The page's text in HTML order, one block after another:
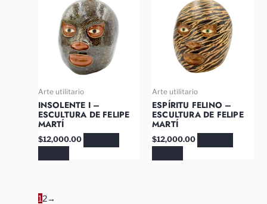
Arte utilitario
INSOLENTE I –
ESCULTURA DE FELIPE
MARTÍ
$12,000.00
Arte utilitario
ESPÍRITU FELINO –
ESCULTURA DE FELIPE
MARTÍ
$12,000.00
12→